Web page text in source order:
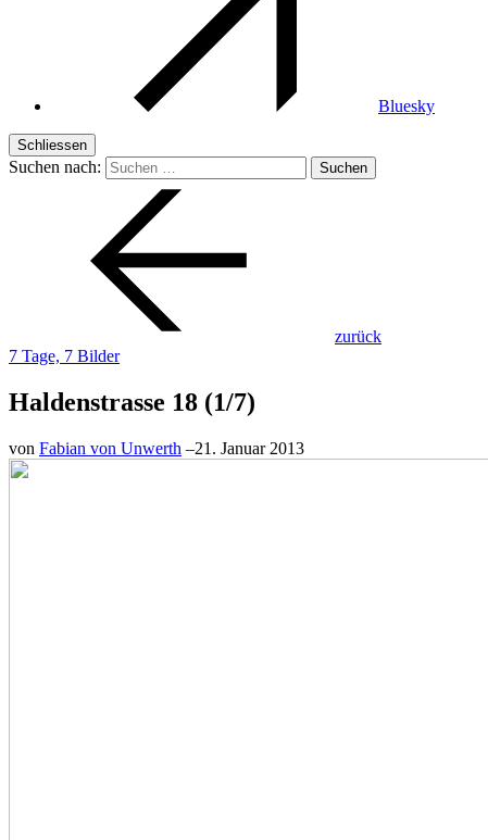
Bluesky
Schliessen
Suchen nach:
zurück
7 Tage, 7 Bilder
Haldenstrasse 18 (1/7)
von Fabian von Unwerth –21. Januar 2013